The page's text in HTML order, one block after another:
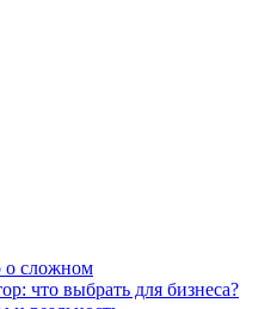
о сложном
что выбрать для бизнеса?